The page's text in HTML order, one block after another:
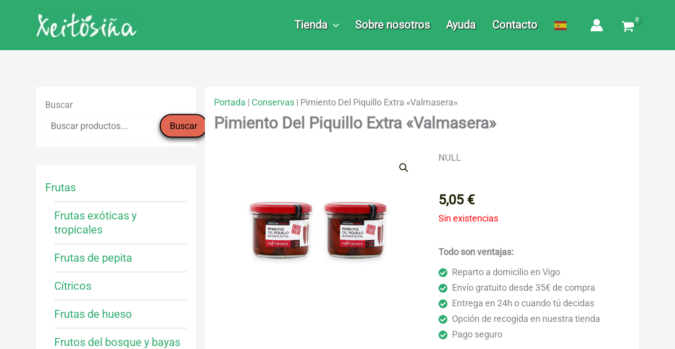
contenido
Tienda Sobre nosotros Ayuda Contacto
Buscar
Buscar
Frutas
Frutas exóticas y
tropicales
Frutas de pepita
Cítricos
Frutas de hueso
Frutos del bosque y bayas
Portada | Conservas | Pimiento Del Piquillo Extra «Valmasera»
Pimiento Del Piquillo Extra «Valmasera»
NULL
5,05 €
Sin existencias
Todo son ventajas:
Reparto a domicilio en Vigo
Envío gratuito desde 35€ de compra
Entrega en 24h o cuando tú decidas
Opción de recogida en nuestra tienda
Pago seguro